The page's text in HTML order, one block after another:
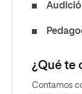
¿Qué te
Contamos